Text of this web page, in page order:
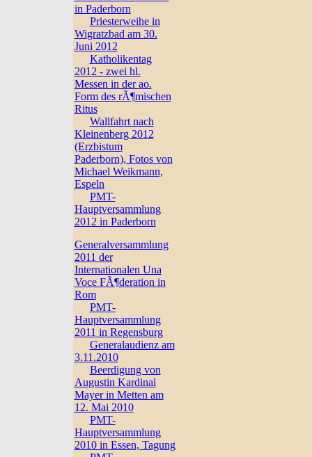
in Paderborn
Priesterweihe in
Wigratzbad am 30.
Juni 2012
Katholikentag
2012 - zwei hl.
Messen in der ao.
Form des rÃ¶mischen
Ritus
Wallfahrt nach
Kleinenberg 2012
(Erzbistum
Paderborn), Fotos von
Michael Weikmann,
Espeln
PMT-
Hauptversammlung
2012 in Paderborn
Generalversammlung
2011 der
Internationalen Una
Voce FÃ¶deration in
Rom
PMT-
Hauptversammlung
2011 in Regensburg
Generalaudienz am
3.11.2010
Beerdigung von
Augustin Kardinal
Mayer in Metten am
12. Mai 2010
PMT-
Hauptversammlung
2010 in Essen, Tagung